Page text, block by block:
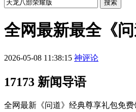
全网最新最全《
2026-05-08 11:38:15 神评论
17173 新闻导语
全网最新《问道》经典尊享礼包免